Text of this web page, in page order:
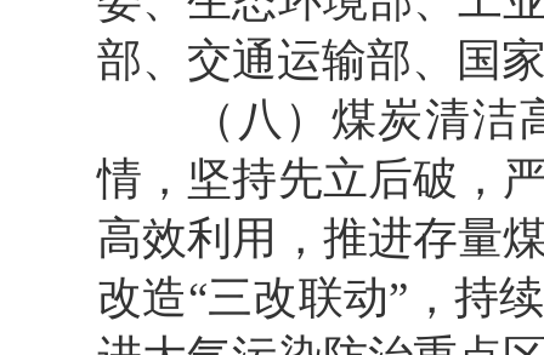
部、交通运输部、国
（八）煤炭清洁高
情，坚持先立后破，
高效利用，推进存量
改造“三改联动”，持